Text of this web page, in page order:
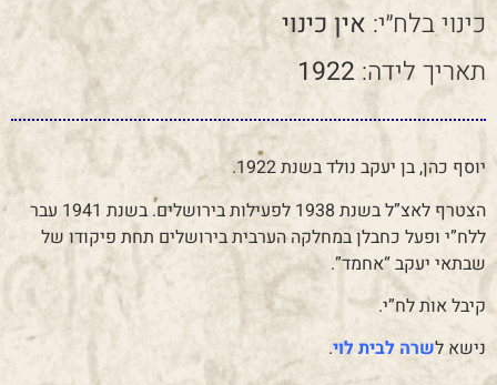
כינוי בלח״י: אין כינוי
תאריך לידה: 1922
יוסף כהן, בן יעקב נולד בשנת 1922.
הצטרף לאצ”ל בשנת 1938 לפעילות בירושלים. בשנת 1941 עבר
ללח”י ופעל כחבלן במחלקה הערבית בירושלים תחת פיקודו של
שבתאי יעקב “אחמד”.
קיבל אות לח”י.
נישא לשרה לבית לוי.